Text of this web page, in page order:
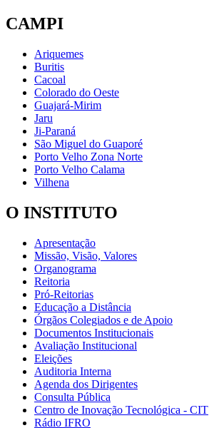
CAMPI
Ariquemes
Buritis
Cacoal
Colorado do Oeste
Guajará-Mirim
Jaru
Ji-Paraná
São Miguel do Guaporé
Porto Velho Zona Norte
Porto Velho Calama
Vilhena
O INSTITUTO
Apresentação
Missão, Visão, Valores
Organograma
Reitoria
Pró-Reitorias
Educação a Distância
Órgãos Colegiados e de Apoio
Documentos Institucionais
Avaliação Institucional
Eleições
Auditoria Interna
Agenda dos Dirigentes
Consulta Pública
Centro de Inovação Tecnológica - CIT
Rádio IFRO